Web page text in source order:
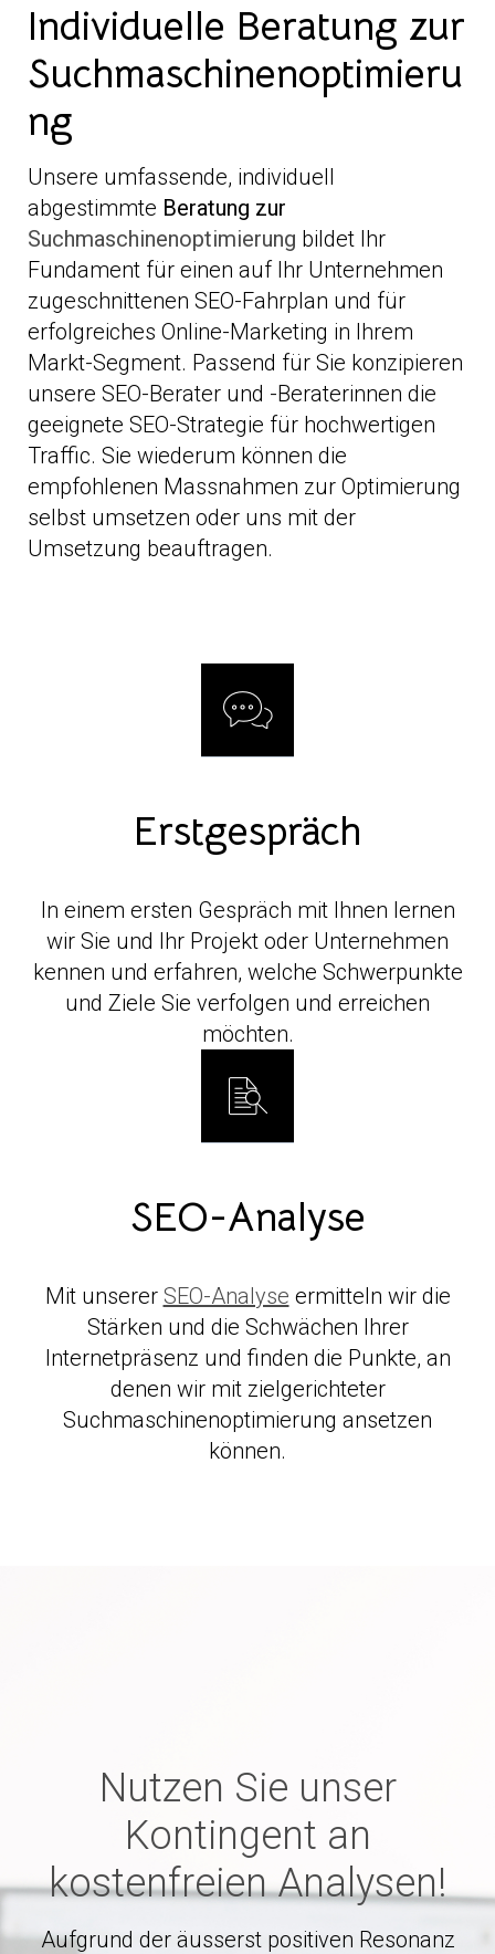
Individuelle Beratung zur
Suchmaschinenoptimieru
ng
Unsere umfassende, individuell
abgestimmte Beratung zur
Suchmaschinenoptimierung bildet Ihr
Fundament für einen auf Ihr Unternehmen
zugeschnittenen SEO-Fahrplan und für
erfolgreiches Online-Marketing in Ihrem
Markt-Segment. Passend für Sie konzipieren
unsere SEO-Berater und -Beraterinnen die
geeignete SEO-Strategie für hochwertigen
Traffic. Sie wiederum können die
empfohlenen Massnahmen zur Optimierung
selbst umsetzen oder uns mit der
Umsetzung beauftragen.
Erstgespräch
In einem ersten Gespräch mit Ihnen lernen
wir Sie und Ihr Projekt oder Unternehmen
kennen und erfahren, welche Schwerpunkte
und Ziele Sie verfolgen und erreichen
möchten.
SEO-Analyse
Mit unserer SEO-Analyse ermitteln wir die
Stärken und die Schwächen Ihrer
Internetpräsenz und finden die Punkte, an
denen wir mit zielgerichteter
Suchmaschinenoptimierung ansetzen
können.
Nutzen Sie unser
Kontingent an
kostenfreien Analysen!
Aufgrund der äusserst positiven Resonanz